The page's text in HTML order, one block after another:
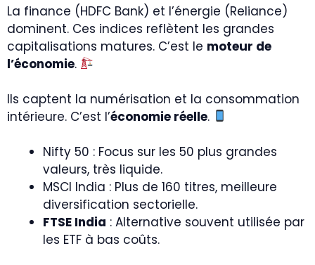
La finance (HDFC Bank) et l’énergie (Reliance)
dominent. Ces indices reflètent les grandes
capitalisations matures. C’est le moteur de
l’économie.
Ils captent la numérisation et la consommation
intérieure. C’est l’économie réelle.
Nifty 50 : Focus sur les 50 plus grandes
valeurs, très liquide.
MSCI India : Plus de 160 titres, meilleure
diversification sectorielle.
FTSE India : Alternative souvent utilisée par
les ETF à bas coûts.